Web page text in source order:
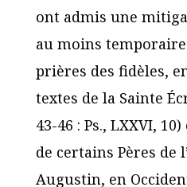
ont admis une
au moins
prières des fidèles,
textes de la Sainte
43-46 : Ps., LXXVI,
de certains Pères de
Augustin, en